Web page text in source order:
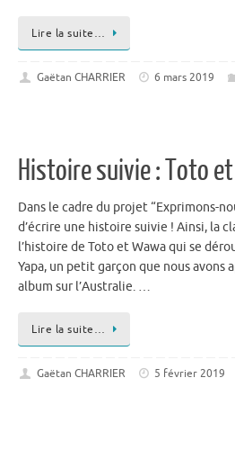
Lire la suite…
Gaëtan CHARRIER 6 mars 2019
Histoire suivie : Toto
Dans le cadre du projet “Exprimons-
d’écrire une histoire suivie ! Ainsi, la
l’histoire de Toto et Wawa qui se
Yapa, un petit garçon que nous avons
album sur l’Australie. …
Lire la suite…
Gaëtan CHARRIER 5 février 2019